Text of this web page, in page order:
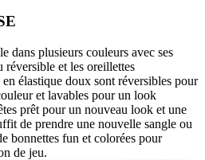
dans plusieurs couleurs avec ses
réversible et les oreillettes
élastique doux sont réversibles pour
et lavables pour un look
prêt pour un nouveau look et une
de prendre une nouvelle sangle ou
bonnettes fun et colorées pour
de jeu.